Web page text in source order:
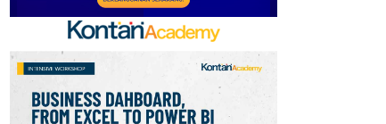
Isuzu Perkuat Strategi
Purnajual di GIIAS 2026,
Bidik Efisiensi
Operasional Armada